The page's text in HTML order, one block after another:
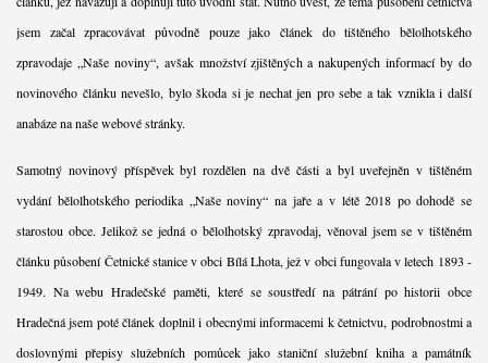
jsem začal zpracovávat původně pouze jako článek do tištěného bělolhotského
zpravodaje „Naše noviny“, avšak množství zjištěných a nakupených informací by do
novinového článku nevešlo, bylo škoda si je nechat jen pro sebe a tak vznikla i další
anabáze na naše webové stránky.
Samotný novinový příspěvek byl rozdělen na dvě části a byl uveřejněn v tištěném
vydání bělolhotského periodika „Naše noviny“ na jaře a v létě 2018 po dohodě se
starostou obce. Jelikož se jedná o bělolhotský zpravodaj, věnoval jsem se v tištěném
článku působení Četnické stanice v obci Bílá Lhota, jež v obci fungovala v letech 1893 -
1949. Na webu Hradečské paměti, které se soustředí na pátrání po historii obce
Hradečná jsem poté článek doplnil i obecnými informacemi k četnictvu, podrobnostmi a
doslovnými přepisy služebních pomůcek jako staniční služební kniha a památník